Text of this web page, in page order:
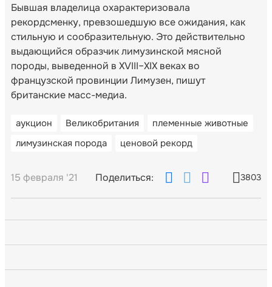
Бывшая владелица охарактеризовала
рекордсменку, превзошедшую все ожидания, как
стильную и сообразительную. Это действительно
выдающийся образчик лимузинской мясной
породы, выведенной в XVIII–XIX веках во
французской провинции Лимузен, пишут
британские масс-медиа.
аукцион Великобритания
племенные животные
лимузинская порода
ценовой рекорд
15 февраля '21 Поделиться: 3803